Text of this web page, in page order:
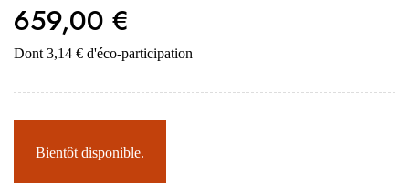
659,00 €
Dont 3,14 € d'éco-participation
Bientôt disponible.